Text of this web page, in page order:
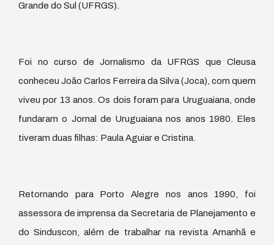
Grande do Sul (UFRGS).
Foi no curso de Jornalismo da UFRGS que Cleusa
conheceu João Carlos Ferreira da Silva (Joca), com quem
viveu por 13 anos. Os dois foram para Uruguaiana, onde
fundaram o Jornal de Uruguaiana nos anos 1980. Eles
tiveram duas filhas: Paula Aguiar e Cristina.
Retornando para Porto Alegre nos anos 1990, foi
assessora de imprensa da Secretaria de Planejamento e
do Sinduscon, além de trabalhar na revista Amanhã e